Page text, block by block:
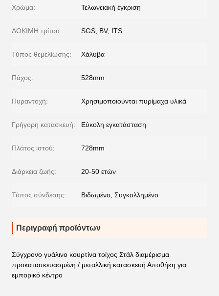
Χρώμα: Τελωνειακή έγκριση
ΔΟΚΙΜΗ τρίτου: SGS, BV, ITS
Τύπος θεμελίωσης: Χάλυβα
Πάχος: 528mm
Πυραντοχή: Χρησιμοποιούνται πυρίμαχα υλικά
Γρήγορη κατασκευή: Εύκολη εγκατάσταση
Πλάτος ιστού: 728mm
Διάρκεια ζωής: 20-50 ετών
Τύπος σύνδεσης: Βιδωμένο, Συγκολλημένο
Περιγραφή προϊόντων
Σύγχρονο γυάλινο κουρτίνα τοίχος Στάλ διαμέρισμα
προκατασκευασμένη / μεταλλική κατασκευή Αποθήκη για
εμπορικό κέντρο